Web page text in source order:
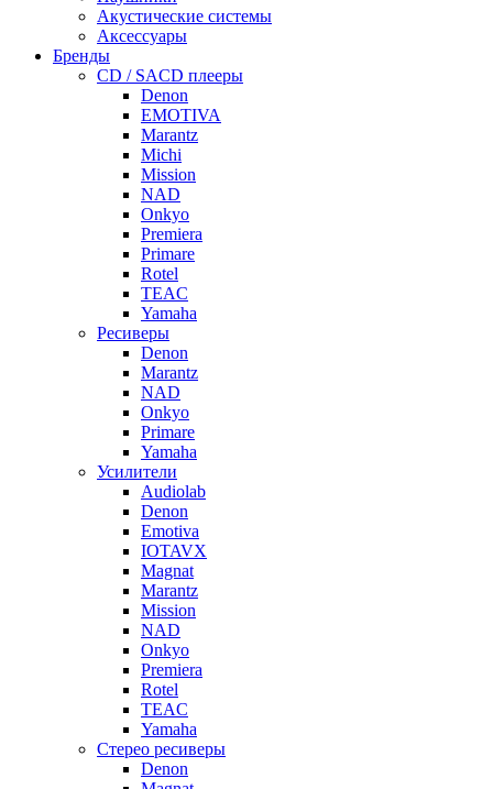
Акустические системы
Аксессуары
Бренды
CD / SACD плееры
Denon
EMOTIVA
Marantz
Michi
Mission
NAD
Onkyo
Premiera
Primare
Rotel
TEAC
Yamaha
Ресиверы
Denon
Marantz
NAD
Onkyo
Primare
Yamaha
Усилители
Audiolab
Denon
Emotiva
IOTAVX
Magnat
Marantz
Mission
NAD
Onkyo
Premiera
Rotel
TEAC
Yamaha
Стерео ресиверы
Denon